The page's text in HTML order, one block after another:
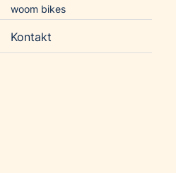
woom bikes
Kontakt